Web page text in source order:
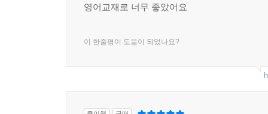
영어교재로 너무 좋았어요
이 한줄평이 도움이 되었나요?